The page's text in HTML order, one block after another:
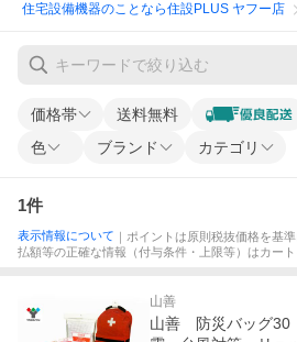
住宅設備機器のことなら住設PLUS ヤフー店
価格帯 送料無料
色 ブランド カテゴリ
1件
表示情報について ｜ポイントは原則税抜価格を基
払額等の正確な情報（付与条件・上限等）はカー
山善
山善 防災バッグ